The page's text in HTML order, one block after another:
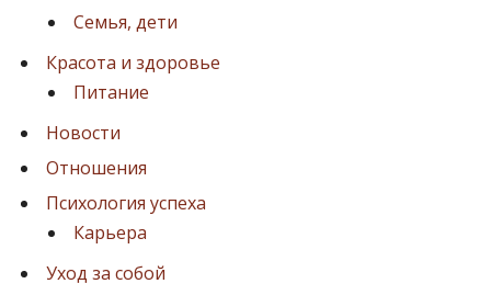
а
и
с
й
Семья, дети
Красота и здоровье
Питание
Новости
Отношения
Психология успеха
Карьера
Уход за собой